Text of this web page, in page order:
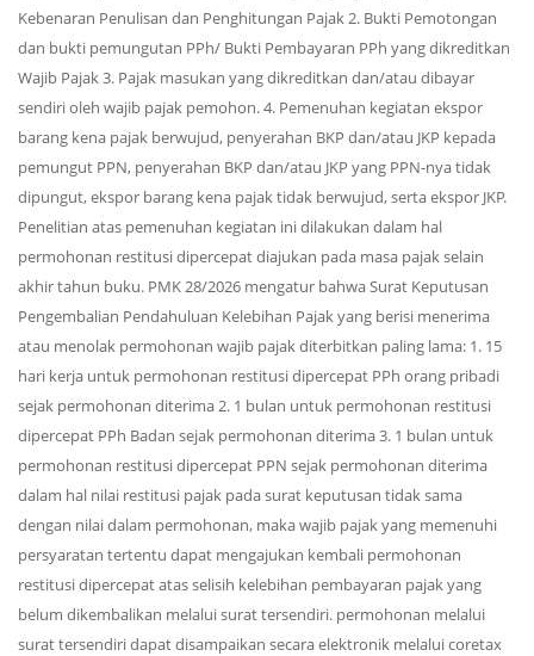
Kebenaran Penulisan dan Penghitungan Pajak 2. Bukti Pemotongan
dan bukti pemungutan PPh/ Bukti Pembayaran PPh yang dikreditkan
Wajib Pajak 3. Pajak masukan yang dikreditkan dan/atau dibayar
sendiri oleh wajib pajak pemohon. 4. Pemenuhan kegiatan ekspor
barang kena pajak berwujud, penyerahan BKP dan/atau JKP kepada
pemungut PPN, penyerahan BKP dan/atau JKP yang PPN-nya tidak
dipungut, ekspor barang kena pajak tidak berwujud, serta ekspor JKP.
Penelitian atas pemenuhan kegiatan ini dilakukan dalam hal
permohonan restitusi dipercepat diajukan pada masa pajak selain
akhir tahun buku. PMK 28/2026 mengatur bahwa Surat Keputusan
Pengembalian Pendahuluan Kelebihan Pajak yang berisi menerima
atau menolak permohonan wajib pajak diterbitkan paling lama: 1. 15
hari kerja untuk permohonan restitusi dipercepat PPh orang pribadi
sejak permohonan diterima 2. 1 bulan untuk permohonan restitusi
dipercepat PPh Badan sejak permohonan diterima 3. 1 bulan untuk
permohonan restitusi dipercepat PPN sejak permohonan diterima
dalam hal nilai restitusi pajak pada surat keputusan tidak sama
dengan nilai dalam permohonan, maka wajib pajak yang memenuhi
persyaratan tertentu dapat mengajukan kembali permohonan
restitusi dipercepat atas selisih kelebihan pembayaran pajak yang
belum dikembalikan melalui surat tersendiri. permohonan melalui
surat tersendiri dapat disampaikan secara elektronik melalui coretax